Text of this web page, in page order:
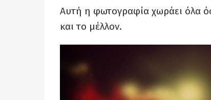
Αυτή η φωτογραφία χωράει όλα
και το μέλλον.